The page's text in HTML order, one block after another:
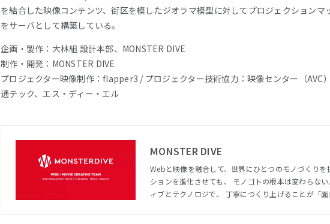
を結合した映像コンテンツ、街区を模したジオラマ模型に対してプロジェクション
をサーバとして構築している。
企画・製作：大林組 設計本部、MONSTER DIVE
制作・開発：MONSTER DIVE
プロジェクター映像制作：flapper3 / プロジェクター技術協力：映像センター（AVC
通テック、エス・ディー・エル
MONSTER DIVE
Webと映像を融合して、世界にひとつのモノづくりを提供する。 どれだけインターネッ
ションを進化させても、 モノゴトの根本は変わらない。 ひとつひとつのコンテンツを、最適なクリエ
ィブとテクノロジで、 丁寧につくり上げることが「面白さ」につながる。